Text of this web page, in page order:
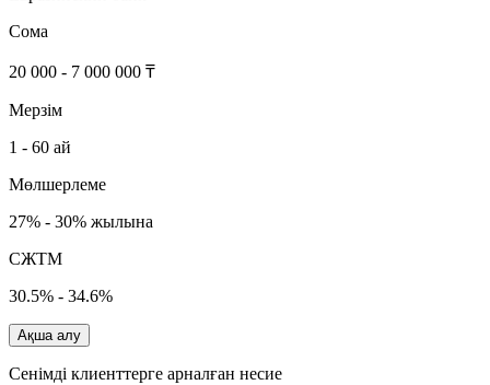
Сома
20 000 - 7 000 000 ₸
Мерзім
1 - 60 ай
Мөлшерлеме
27% - 30% жылына
СЖТМ
30.5% - 34.6%
Ақша алу
Сенімді клиенттерге арналған несие